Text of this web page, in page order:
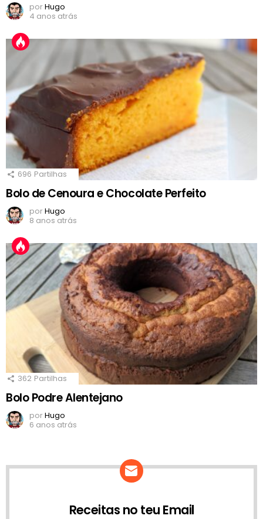
porHugo
4 anos atrás
696 Partilhas
Bolo de Cenoura e Chocolate Perfeito
porHugo
8 anos atrás
362 Partilhas
Bolo Podre Alentejano
porHugo
6 anos atrás
Receitas no teu Email